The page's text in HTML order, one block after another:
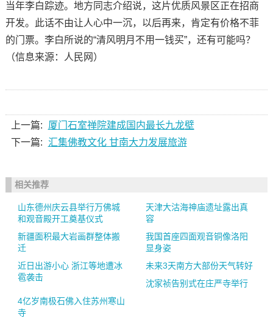
当年李白踪迹。地方同志介绍说，这片优质风景区正在招商
开发。此话不由让人心中一沉，以后再来，肯定有价格不菲
的门票。李白所说的“清风明月不用一钱买”，还有可能吗？
（信息来源：人民网）
上一篇:
厦门石室禅院建成国内最长九龙壁
下一篇:
汇集佛教文化 甘南大力发展旅游
相关推荐
山东德州庆云县举行万佛城
和观音殿开工奠基仪式
天津大沽海神庙遗址露出真
容
新疆面积最大岩画群整体搬
迁
我国首座四面观音铜像洛阳
显身姿
近日出游小心 浙江等地遭冰
雹袭击
未来3天南方大部份天气转好
沈家祯告别式在庄严寺举行
4亿岁南极石佛入住苏州寒山
寺